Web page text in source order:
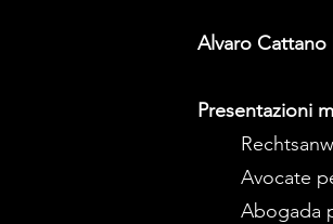
Alvaro
Presentazioni
Avocate
Abogada